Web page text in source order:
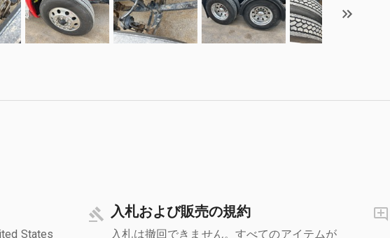
States
入札および販売の規約
入札は撤回できません。すべてのアイテムが